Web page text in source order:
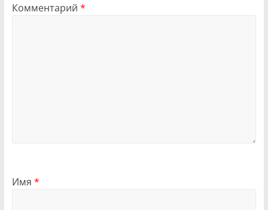
Комментарий *
Имя *